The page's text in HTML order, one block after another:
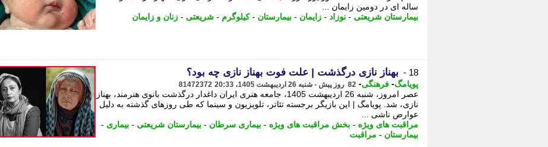
ساله ای در دومین زایمان ...
بیمارستان شریعتی - نوزاد - زایمان - بیمارستان -کیلوگرم - شریعتی - زنان و زایمان
18 - بهناز نازی درگذشت | علت فوت بهناز نازی چه بود؟
پویامگ- فرهنگی- 82 روز پیش - شنبه 26 اردیبهشت 1405، 20:33 81472372
عصر امروز، شنبه 26 اردیبهشت 1405، جامعه هنری ایران داغدار درگذشت بانوی هنرمند، بهناز
نازی، شد. پویامگ | این بازیگر برجسته تئاتر، تلویزیون و سینما که طی روزهای گذشته به دلیل
عوارض ناشی ...
مراقبت های ویژه - بخش مراقبت های ویژه - بیماری سرطان - بیمارستان شریعتی - بیماری -
بیمارستان - مراقبت